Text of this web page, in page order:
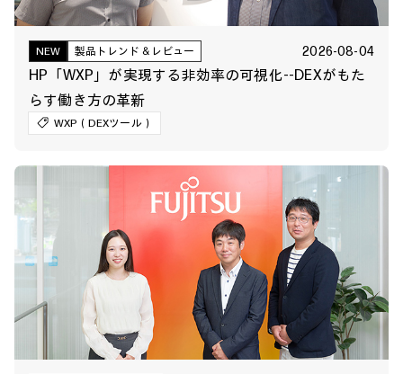
NEW 製品トレンド＆レビュー 2026-08-04
HP「WXP」が実現する非効率の可視化--DEXがもた
らす働き方の革新
WXP（DEXツール）